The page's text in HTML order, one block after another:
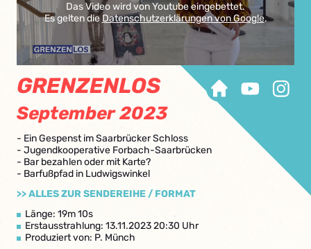
Das Video wird von Youtube eingebettet.
Es gelten die Datenschutzerklärungen von Google.
GRENZENLOS
September 2023
- Ein Gespenst im Saarbrücker Schloss
- Jugendkooperative Forbach-Saarbrücken
- Bar bezahlen oder mit Karte?
- Barfußpfad in Ludwigswinkel
>> ALLES ZUR SENDEREIHE / FORMAT
Länge: 19m 10s
Erstausstrahlung: 13.11.2023 20:30 Uhr
Produziert von: P. Münch